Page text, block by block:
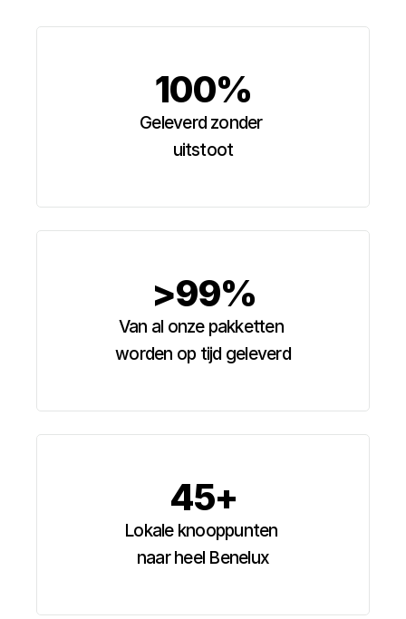
100%
Geleverd zonder
uitstoot
>99%
Van al onze pakketten
worden op tijd geleverd
45+
Lokale knooppunten
naar heel Benelux